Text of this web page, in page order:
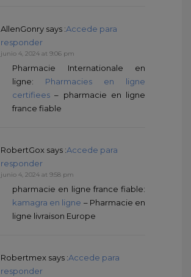
AllenGonry says :Accede para
responder
junio 4, 2024 at 9:06 pm
Pharmacie Internationale en
ligne: Pharmacies en ligne
certifiees – pharmacie en ligne
france fiable
RobertGox says :Accede para
responder
junio 4, 2024 at 9:58 pm
pharmacie en ligne france fiable:
kamagra en ligne – Pharmacie en
ligne livraison Europe
Robertmex says :Accede para
responder